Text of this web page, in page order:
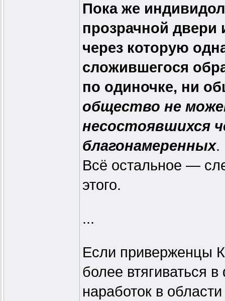
Пока же
прозрачной двери
через которую
сложившегося
по одиночке, ни
общество не
несостоявшихся
благонамеренных.
Всё остальное —
этого.
...
Если приверженцы
более втягиваться
наработок в